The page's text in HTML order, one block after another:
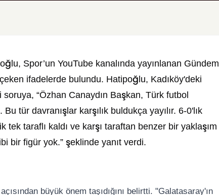
Spor’un YouTube kanalında yayınlanan Gündem
ifadelerde bulundu. Hatipoğlu, Kadıköy'deki
“Özhan Canaydın Başkan, Türk futbol
tür davranışlar karşılık buldukça yayılır. 6-0'lık
tek taraflı kaldı ve karşı taraftan benzer bir yaklaşım
bir figür yok.” şeklinde yanıt verdi.
büyük önem taşıdığını belirtti. "Galatasaray'ın